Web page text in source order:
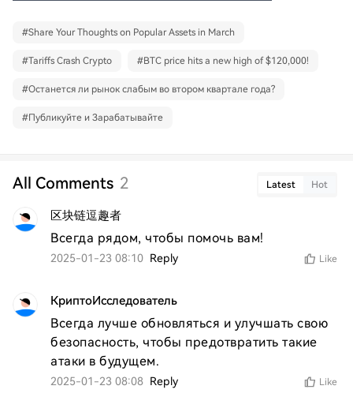
#Share Your Thoughts on Popular Assets in March
#Tariffs Crash Crypto #BTC price hits a new high of $120,000!
#Останется ли рынок слабым во втором квартале года?
#Публикуйте и Зарабатывайте
All Comments 2 Latest Hot
区块链逗趣者
Всегда рядом, чтобы помочь вам!
2025-01-23 08:10 Reply Like
КриптоИсследователь
Всегда лучше обновляться и улучшать свою
безопасность, чтобы предотвратить такие
атаки в будущем.
2025-01-23 08:08 Reply Like